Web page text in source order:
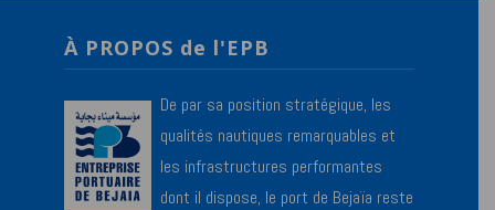
À PROPOS de l'EPB
De par sa position stratégique, les
qualités nautiques remarquables et
les infrastructures performantes
dont il dispose, le port de Bejaïa reste